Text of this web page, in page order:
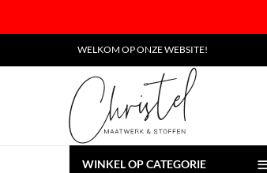
WELKOM OP ONZE WEBSITE!
WINKEL OP CATEGORIE